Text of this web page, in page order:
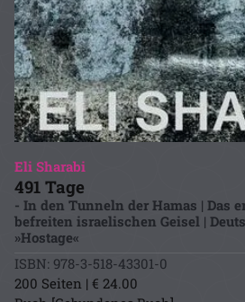
Eli Sharabi
491 Tage
- In den Tunneln der Hamas | Das
befreiten israelischen Geisel |
»Hostage«
ISBN: 978-3-518-43301-0
200 Seiten | € 24.00